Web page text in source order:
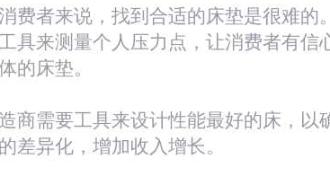
费者来说，找到合适的床垫是很难的
具来测量个人压力点，让消费者有信
的床垫。
商需要工具来设计性能最好的床，以
差异化，增加收入增长。